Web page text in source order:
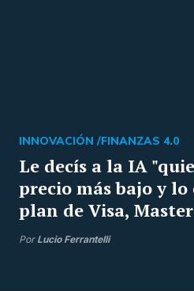
Le decís a la IA
precio más bajo y
plan de Visa,
INNOVACIÓN /FINANZAS 4.0
Por Lucio Ferrantelli